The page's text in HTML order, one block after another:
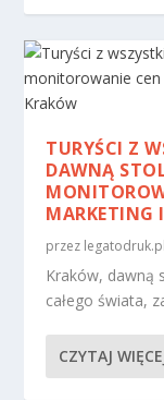
TURYŚCI Z
DAWNĄ
MARKETING
przez legatodruk.pl
Kraków, dawną
całego świata,
CZYTAJ